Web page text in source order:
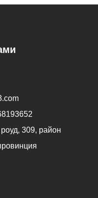
309, район